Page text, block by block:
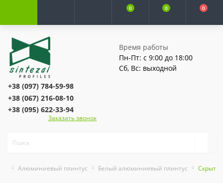
0 0 0
Время работы
Пн-Пт: с 9:00 до 18:00
Сб, Вс: выходной
+38 (097) 784-59-98
+38 (067) 216-08-10
+38 (095) 622-33-94
Заказать звонок
Алюминиевый плинтус Белый алюминиевый плинтус